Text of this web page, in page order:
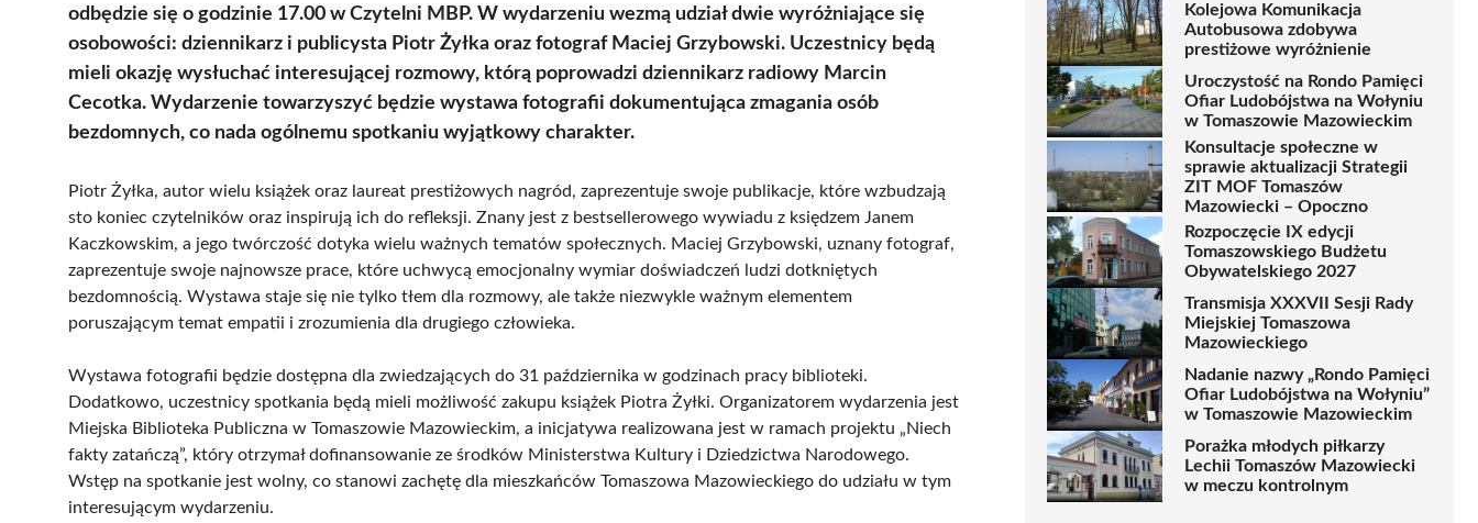
odbędzie się o godzinie 17.00 w Czytelni MBP. W wydarzeniu wezmą udział dwie wyróżniające się
osobowości: dziennikarz i publicysta Piotr Żyłka oraz fotograf Maciej Grzybowski. Uczestnicy będą
mieli okazję wysłuchać interesującej rozmowy, którą poprowadzi dziennikarz radiowy Marcin
Cecotka. Wydarzenie towarzyszyć będzie wystawa fotografii dokumentująca zmagania osób
bezdomnych, co nada ogólnemu spotkaniu wyjątkowy charakter.
Piotr Żyłka, autor wielu książek oraz laureat prestiżowych nagród, zaprezentuje swoje publikacje, które wzbudzają
sto koniec czytelników oraz inspirują ich do refleksji. Znany jest z bestsellerowego wywiadu z księdzem Janem
Kaczkowskim, a jego twórczość dotyka wielu ważnych tematów społecznych. Maciej Grzybowski, uznany fotograf,
zaprezentuje swoje najnowsze prace, które uchwycą emocjonalny wymiar doświadczeń ludzi dotkniętych
bezdomnością. Wystawa staje się nie tylko tłem dla rozmowy, ale także niezwykle ważnym elementem
poruszającym temat empatii i zrozumienia dla drugiego człowieka.
Wystawa fotografii będzie dostępna dla zwiedzających do 31 października w godzinach pracy biblioteki.
Dodatkowo, uczestnicy spotkania będą mieli możliwość zakupu książek Piotra Żyłki. Organizatorem wydarzenia jest
Miejska Biblioteka Publiczna w Tomaszowie Mazowieckim, a inicjatywa realizowana jest w ramach projektu „Niech
fakty zatańczą”, który otrzymał dofinansowanie ze środków Ministerstwa Kultury i Dziedzictwa Narodowego.
Wstęp na spotkanie jest wolny, co stanowi zachętę dla mieszkańców Tomaszowa Mazowieckiego do udziału w tym
interesującym wydarzeniu.
Kolejowa Komunikacja
Autobusowa zdobywa
prestiżowe wyróżnienie
Uroczystość na Rondo Pamięci
Ofiar Ludobójstwa na Wołyniu
w Tomaszowie Mazowieckim
Konsultacje społeczne w
sprawie aktualizacji Strategii
ZIT MOF Tomaszów
Mazowiecki – Opoczno
Rozpoczęcie IX edycji
Tomaszowskiego Budżetu
Obywatelskiego 2027
Transmisja XXXVII Sesji Rady
Miejskiej Tomaszowa
Mazowieckiego
Nadanie nazwy „Rondo Pamięci
Ofiar Ludobójstwa na Wołyniu”
w Tomaszowie Mazowieckim
Porażka młodych piłkarzy
Lechii Tomaszów Mazowiecki
w meczu kontrolnym